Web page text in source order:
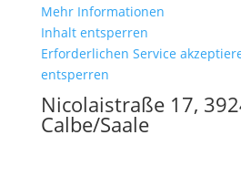
Mehr Informationen
Inhalt entsperren
Erforderlichen Service
entsperren
Nicolaistraße 17,
Calbe/Saale